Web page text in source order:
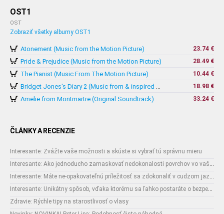
OST1
OST
Zobraziť všetky albumy OST1
Atonement (Music from the Motion Picture) 23.74 €
Pride & Prejudice (Music from the Motion Picture) 28.49 €
The Pianist (Music From The Motion Picture)
10.44 €
Bridget Jones's Diary 2 (Music from & inspired by The Motion Picture)
18.98 €
Amelie from Montmartre (Original Soundtrack) 33.24 €
ČLÁNKY A RECENZIE
Interesante: Zvážte vaše možnosti a skúste si vybrať tú správnu mieru
Interesante: Ako jednoducho zamaskovať nedokonalosti povrchov vo vašom interiéri
Interesante: Máte ne-opakovateľnú príležitosť sa zdokonaliť v cudzom jazyku
Interesante: Unikátny spôsob, vďaka ktorému sa ľahko postaráte o bezpečnosť vašich zásielok
Zdravie: Rýchle tipy na starostlivosť o vlasy